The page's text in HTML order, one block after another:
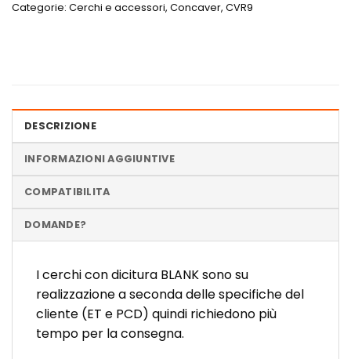
Categorie: Cerchi e accessori, Concaver, CVR9
DESCRIZIONE
INFORMAZIONI AGGIUNTIVE
COMPATIBILITA
DOMANDE?
I cerchi con dicitura BLANK sono su
realizzazione a seconda delle specifiche del
cliente (ET e PCD) quindi richiedono più
tempo per la consegna.